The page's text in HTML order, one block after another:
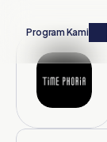
Program Kami